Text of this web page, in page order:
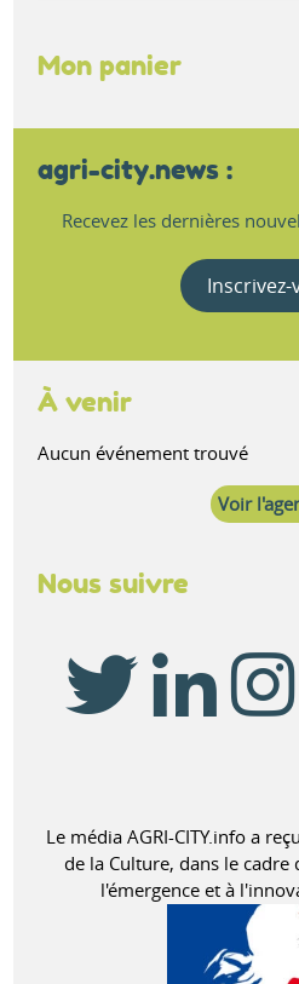
Mon panier
agri-city.news :
Recevez les dernières
Inscrivez-
À venir
Aucun événement trouvé
Voir
Nous suivre
Le média AGRI-CITY.info a
de la Culture, dans le cadre
l'émergence et à